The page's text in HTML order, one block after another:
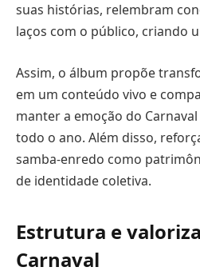
suas histórias, relembram
laços com o público, criando
Assim, o álbum propõe
em um conteúdo vivo e
manter a emoção do
todo o ano. Além disso,
samba-enredo como
de identidade coletiva.
Estrutura e
Carnaval